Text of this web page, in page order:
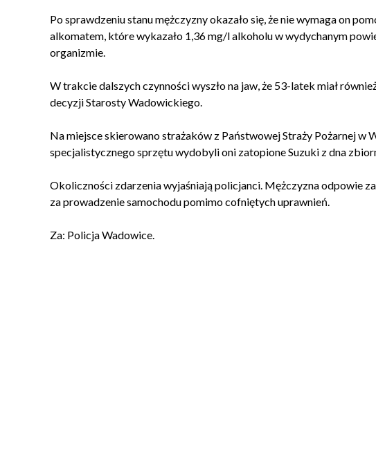
Po sprawdzeniu stanu mężczyzny okazało się, że nie wymaga on
alkomatem, które wykazało 1,36 mg/l alkoholu w wydychanym
organizmie.
W trakcie dalszych czynności wyszło na jaw, że 53-latek miał
decyzji Starosty Wadowickiego.
Na miejsce skierowano strażaków z Państwowej Straży Pożarnej w
specjalistycznego sprzętu wydobyli oni zatopione Suzuki z dna
Okoliczności zdarzenia wyjaśniają policjanci. Mężczyzna odpowie
za prowadzenie samochodu pomimo cofniętych uprawnień.
Za: Policja Wadowice.